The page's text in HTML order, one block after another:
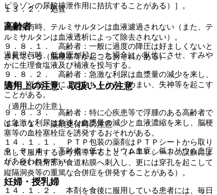
１３．２． 処置
過量投与時、テルミサルタンは血液濾過されない（また、テ
ルミサルタンは血液透析によって除去されない）。
過量投与時、低血圧が起こった場合は、臥位にさせ、すみや
かに生理食塩液及び補液を投与する。
適用上の注意、取扱い上の注意
（適用上の注意）
１４．１． 薬剤交付時の注意
１４．１．１． ＰＴＰ包装の薬剤はＰＴＰシートから取り
出して服用するよう指導すること（ＰＴＰシートの誤飲によ
り、硬い鋭角部が食道粘膜へ刺入し、更には穿孔を起こして
縦隔洞炎等の重篤な合併症を併発することがある）。
１４．１．２． 本剤を食後に服用している患者には、毎日
ピラゾンの尿酸排泄作用に拮抗することがある）］。
高齢者
９．８．１． 高齢者：一般に過度の降圧は好ましくないと
されている（脳梗塞等が起こるおそれがある）。
９．８．２． 高齢者：急激な利尿は血漿量の減少を来し、
脱水、低血圧等による立ちくらみ、めまい、失神等を起こす
ことがある。
９．８．３． 高齢者：特に心疾患等で浮腫のある高齢者で
は急激な利尿は急速な血漿量の減少と血液濃縮を来し、脳梗
塞等の血栓塞栓症を誘発するおそれがある。
９．８．４． 高齢者：低ナトリウム血症、低カリウム血症
があらわれやすい。
妊婦・授乳婦